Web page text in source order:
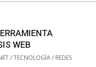
WEB
/ TECNOLOGÍA / REDES